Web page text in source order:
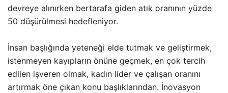
devreye alınırken bertarafa giden atık oranının yüzde
50 düşürülmesi hedefleniyor.
İnsan başlığında yeteneği elde tutmak ve geliştirmek,
istenmeyen kayıpların önüne geçmek, en çok tercih
edilen işveren olmak, kadın lider ve çalışan oranını
artırmak öne çıkan konu başlıklarından. İnovasyon